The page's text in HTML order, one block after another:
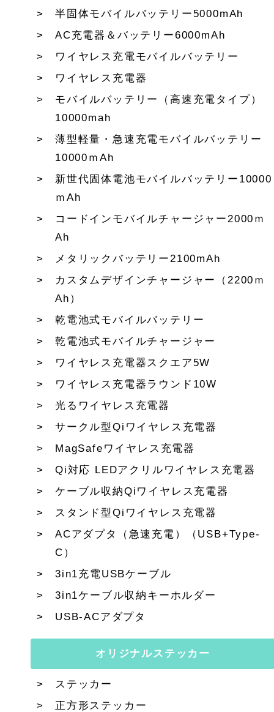
半固体モバイルバッテリー5000mAh
AC充電器＆バッテリー6000mAh
ワイヤレス充電モバイルバッテリー
ワイヤレス充電器
モバイルバッテリー（高速充電タイプ）
10000mah
薄型軽量・急速充電モバイルバッテリー
10000ｍAh
新世代固体電池モバイルバッテリー10000
ｍAh
コードインモバイルチャージャー2000ｍ
Ah
メタリックバッテリー2100mAh
カスタムデザインチャージャー（2200ｍ
Ah）
乾電池式モバイルバッテリー
乾電池式モバイルチャージャー
ワイヤレス充電器スクエア5W
ワイヤレス充電器ラウンド10W
光るワイヤレス充電器
サークル型Qiワイヤレス充電器
MagSafeワイヤレス充電器
Qi対応 LEDアクリルワイヤレス充電器
ケーブル収納Qiワイヤレス充電器
スタンド型Qiワイヤレス充電器
ACアダプタ（急速充電）（USB+Type-
C）
3in1充電USBケーブル
3in1ケーブル収納キーホルダー
USB-ACアダプタ
オリジナルステッカー
ステッカー
正方形ステッカー